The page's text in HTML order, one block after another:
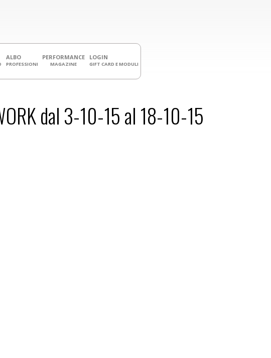
ALBO
PROFESSIONI
PERFORMANCE
MAGAZINE
LOGIN
GIFT CARD E MODULI
dal 3-10-15 al 18-10-15